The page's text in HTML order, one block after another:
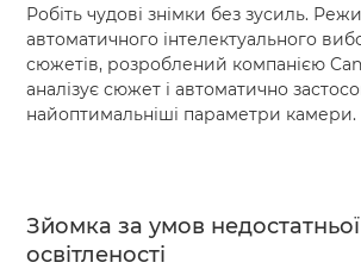
Робіть чудові знімки без зусиль.
автоматичного інтелектуального
сюжетів, розроблений компанією
аналізує сюжет і автоматично
найоптимальніші параметри камери.
Зйомка за умов недостатньої
освітленості